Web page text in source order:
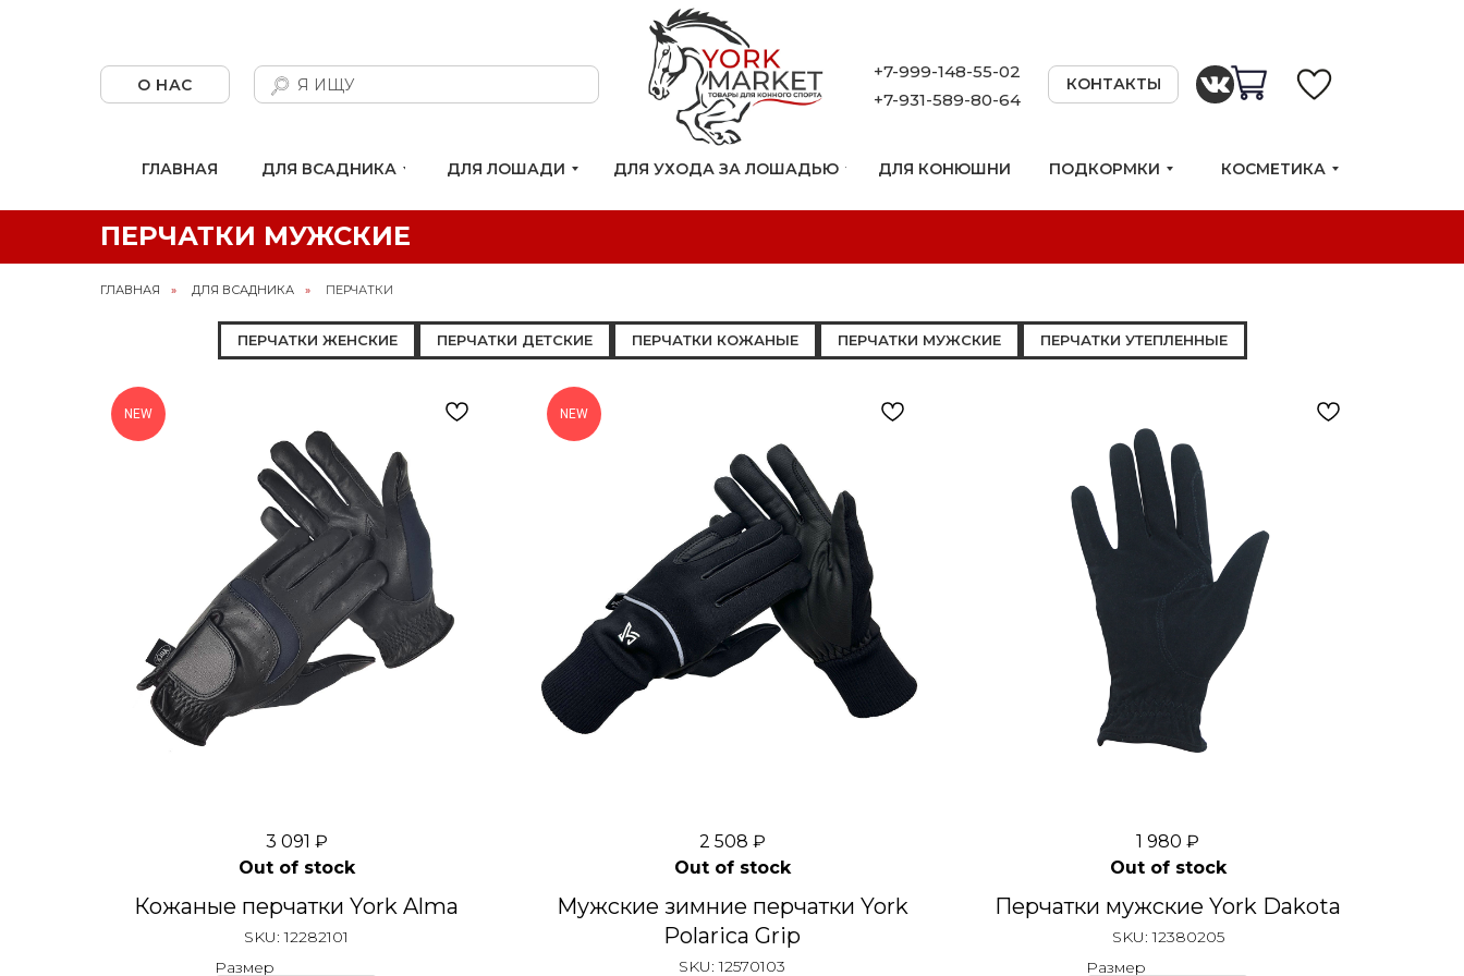
ДЛЯ ВСАДНИКА ДЛЯ ЛОШАДИ
ГЛАВНАЯ ДЛЯ УХОДА ЗА ЛОШАДЬЮ ДЛЯ КОНЮШНИ ПОДКОРМКИ КОСМЕТИКА
+7-931-589-80-64
+7-999-148-55-02
КОНТАКТЫ
О НАС Я ИЩУ
ПЕРЧАТКИ МУЖСКИЕ
ГЛАВНАЯ » ДЛЯ ВСАДНИКА » ПЕРЧАТКИ
ПЕРЧАТКИ ЖЕНСКИЕ ПЕРЧАТКИ ДЕТСКИЕ ПЕРЧАТКИ КОЖАНЫЕ ПЕРЧАТКИ МУЖСКИЕ ПЕРЧАТКИ УТЕПЛЕННЫЕ
NEW
3 091 ₽
Out of stock
Кожаные перчатки York Alma
SKU:12282101
Размер
NEW
2 508 ₽
Out of stock
Мужские зимние перчатки York
Polarica Grip
SKU:12570103
1 980 ₽
Out of stock
Перчатки мужские York Dakota
SKU:12380205
Размер